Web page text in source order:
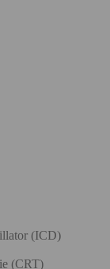
(ICD)
(CRT)